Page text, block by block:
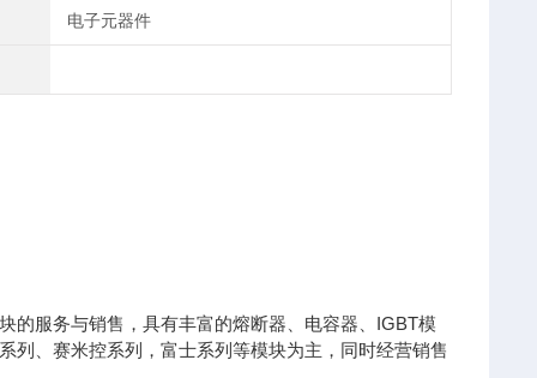
电子元器件
的服务与销售，具有丰富的熔断器、电容器、IGBT模
列、赛米控系列，富士系列等模块为主，同时经营销售